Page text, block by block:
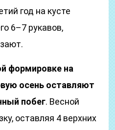
год на кусте
6–7 рукавов,
формировке на
осень оставляют
побег. Весной
оставляя 4 верхних